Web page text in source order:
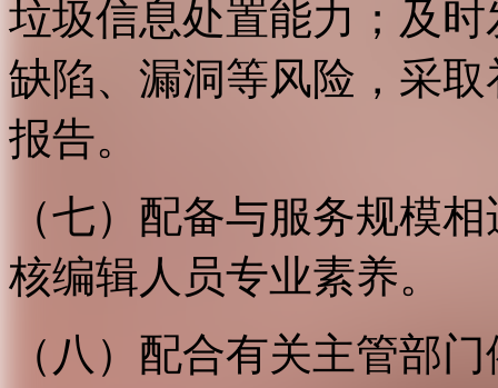
垃圾信息处置能力；及
缺陷、漏洞等风险，采
报告。
（七）配备与服务规模
核编辑人员专业素养。
（八）配合有关主管部